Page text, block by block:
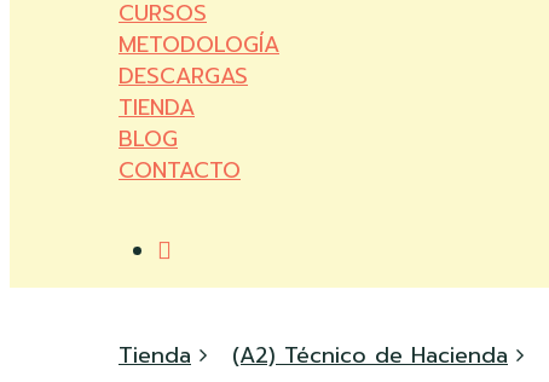
CURSOS
METODOLOGÍA
DESCARGAS
TIENDA
BLOG
CONTACTO
Tienda (A2) Técnico de Hacienda